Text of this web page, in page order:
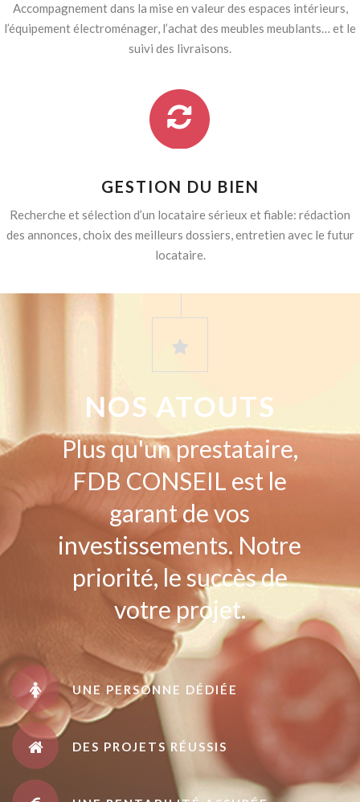
Accompagnement dans la mise en valeur des espaces intérieurs,
l’équipement électroménager, l’achat des meubles meublants… et le
suivi des livraisons.
GESTION DU BIEN
Recherche et sélection d’un locataire sérieux et fiable: rédaction
des annonces, choix des meilleurs dossiers, entretien avec le futur
locataire.
NOS ATOUTS
Plus qu'un prestataire,
FDB CONSEIL est le
garant de vos
investissements. Notre
priorité, le succès de
votre projet.
UNE PERSONNE DÉDIÉE
DES PROJETS RÉUSSIS